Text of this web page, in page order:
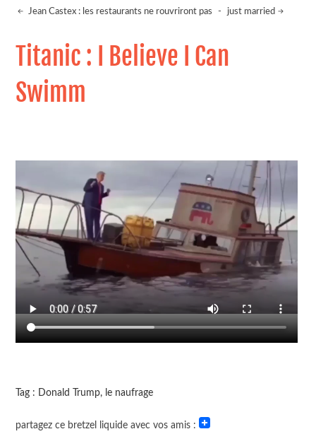
Jean Castex : les restaurants ne rouvriront pas - just married
Titanic : I Believe I Can
Swimm
Tag : Donald Trump, le naufrage
partagez ce bretzel liquide avec vos amis :